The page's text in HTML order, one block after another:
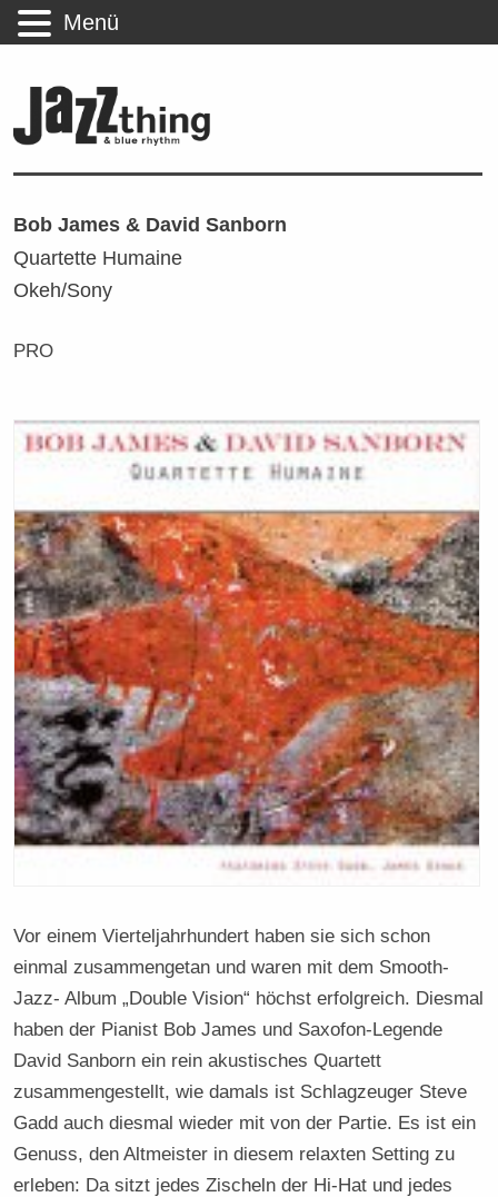
Bob James & David Sanborn
Quartette Humaine
Okeh/Sony
PRO
Vor einem Vierteljahrhundert haben sie sich schon
einmal zusammengetan und waren mit dem Smooth-
Jazz- Album „Double Vision“ höchst erfolgreich. Diesmal
haben der Pianist Bob James und Saxofon-Legende
David Sanborn ein rein akustisches Quartett
zusammengestellt, wie damals ist Schlagzeuger Steve
Gadd auch diesmal wieder mit von der Partie. Es ist ein
Genuss, den Altmeister in diesem relaxten Setting zu
erleben: Da sitzt jedes Zischeln der Hi-Hat und jedes
Menü